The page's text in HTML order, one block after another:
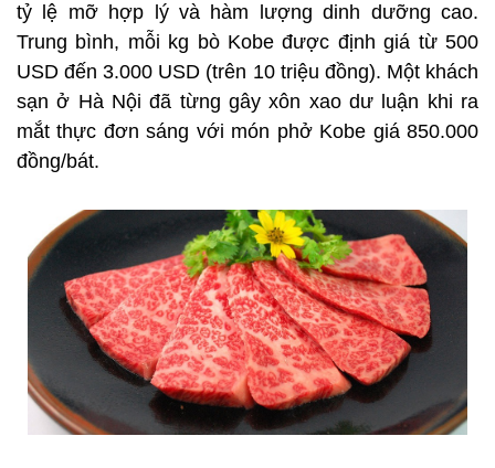
tỷ lệ mỡ hợp lý và hàm lượng dinh dưỡng cao.
Trung bình, mỗi kg bò Kobe được định giá từ 500
USD đến 3.000 USD (trên 10 triệu đồng). Một khách
sạn ở Hà Nội đã từng gây xôn xao dư luận khi ra
mắt thực đơn sáng với món phở Kobe giá 850.000
đồng/bát.